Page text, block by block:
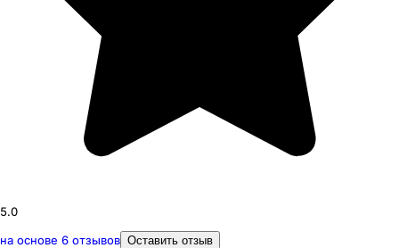
5.0
на основе 6 отзывов Оставить отзыв